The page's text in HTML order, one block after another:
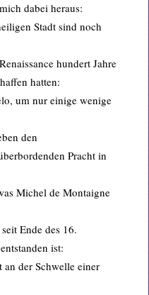
dabei heraus:
Stadt sind noch
hundert Jahre
hatten:
um nur einige wenige
den
Pracht in
Michel de Montaigne
Ende des 16.
ist:
an der Schwelle einer